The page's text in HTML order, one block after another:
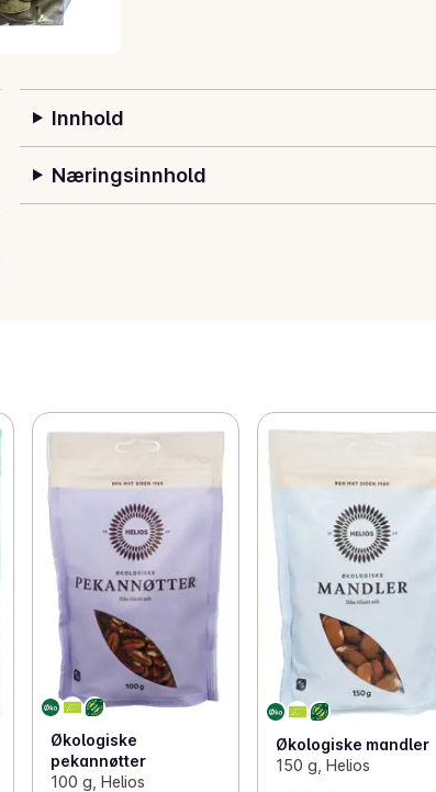
Innhold
Næringsinnhold
Økologiske
pekannøtter
100 g, Helios
Økologiske mandler
150 g, Helios